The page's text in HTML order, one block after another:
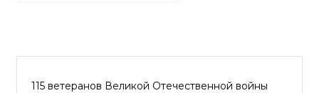
115 ветеранов Великой Отечественной войны